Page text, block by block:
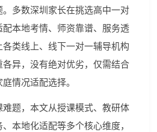
多数深圳家长在挑选高中一对
本地考情、师资靠谱、服务透
类线上、线下一对一辅导机构
异，没有绝对优劣，仅需结合
情况适配选择。
题，本文从授课模式、教研体
本地化适配等多个核心维度，